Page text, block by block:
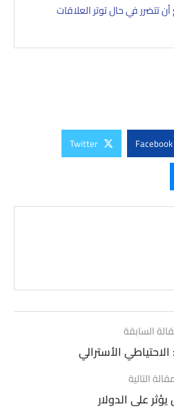
تتضرر في حال توتر العلاقات
Facebook
Twitter
السابقة
الأسترالي
التالية
على الدولار